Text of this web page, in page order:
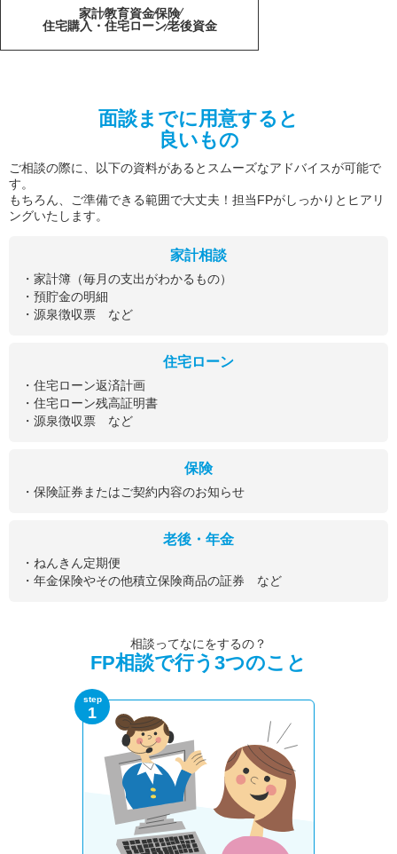
家計教育資金保険
住宅購入・住宅ローン老後資金
面談までに用意すると
良いもの
ご相談の際に、以下の資料があるとスムーズなアドバイスが可能で
す。
もちろん、ご準備できる範囲で大丈夫！担当FPがしっかりとヒアリ
ングいたします。
家計相談
・家計簿（毎月の支出がわかるもの）
・預貯金の明細
・源泉徴収票 など
住宅ローン
・住宅ローン返済計画
・住宅ローン残高証明書
・源泉徴収票 など
保険
・保険証券またはご契約内容のお知らせ
老後・年金
・ねんきん定期便
・年金保険やその他積立保険商品の証券 など
相談ってなにをするの？
FP相談で行う3つのこと
step
1